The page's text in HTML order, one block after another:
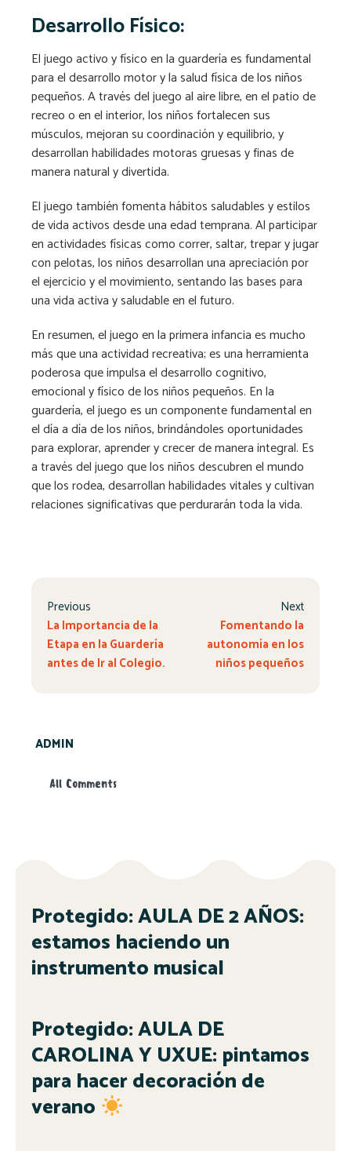
Desarrollo Físico:
El juego activo y físico en la guardería es fundamental
para el desarrollo motor y la salud física de los niños
pequeños. A través del juego al aire libre, en el patio de
recreo o en el interior, los niños fortalecen sus
músculos, mejoran su coordinación y equilibrio, y
desarrollan habilidades motoras gruesas y finas de
manera natural y divertida.
El juego también fomenta hábitos saludables y estilos
de vida activos desde una edad temprana. Al participar
en actividades físicas como correr, saltar, trepar y jugar
con pelotas, los niños desarrollan una apreciación por
el ejercicio y el movimiento, sentando las bases para
una vida activa y saludable en el futuro.
En resumen, el juego en la primera infancia es mucho
más que una actividad recreativa; es una herramienta
poderosa que impulsa el desarrollo cognitivo,
emocional y físico de los niños pequeños. En la
guardería, el juego es un componente fundamental en
el día a día de los niños, brindándoles oportunidades
para explorar, aprender y crecer de manera integral. Es
a través del juego que los niños descubren el mundo
que los rodea, desarrollan habilidades vitales y cultivan
relaciones significativas que perdurarán toda la vida.
Previous
La Importancia de la
Etapa en la Guardería
antes de Ir al Colegio.
Next
Fomentando la
autonomía en los
niños pequeños
ADMIN
All Comments
Protegido: AULA DE 2 AÑOS:
estamos haciendo un
instrumento musical
Protegido: AULA DE
CAROLINA Y UXUE: pintamos
para hacer decoración de
verano